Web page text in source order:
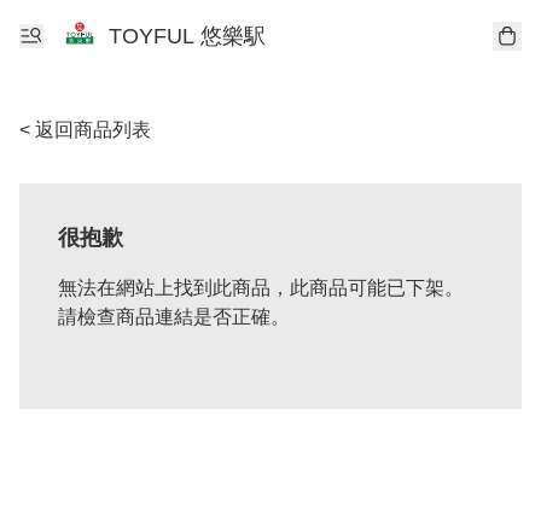
TOYFUL 悠樂駅
< 返回商品列表
很抱歉
無法在網站上找到此商品，此商品可能已下架。
請檢查商品連結是否正確。